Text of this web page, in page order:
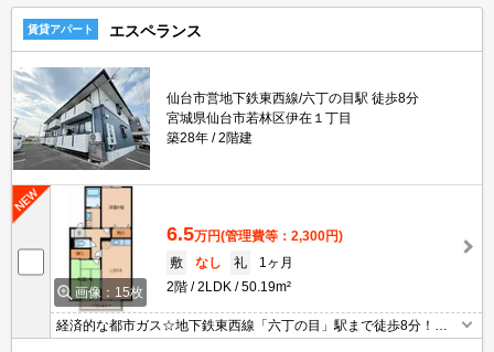
賃貸アパート エスペランス
仙台市営地下鉄東西線/六丁の目駅 徒歩8分
宮城県仙台市若林区伊在１丁目
築28年
2階建
画像：15枚
6.5万円(管理費等：2,300円)
敷
なし 礼
1ヶ月
2階
2LDK 50.19m²
経済的な都市ガス☆地下鉄東西線「六丁の目」駅まで徒歩8分！敷
地内駐車場空きあります！通勤も便利な立地です！近隣にはスーパ